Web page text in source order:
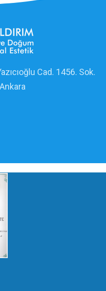
Cad. 1456. Sok.